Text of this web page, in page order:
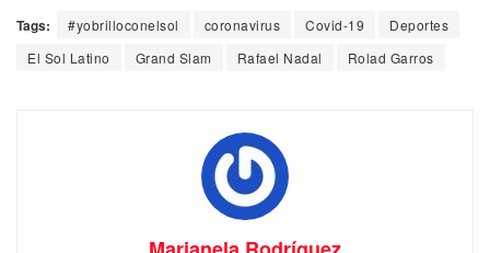
Tags: #yobrilloconelsol coronavirus Covid-19
Deportes
El Sol Latino
Grand Slam Rafael Nadal Rolad Garros